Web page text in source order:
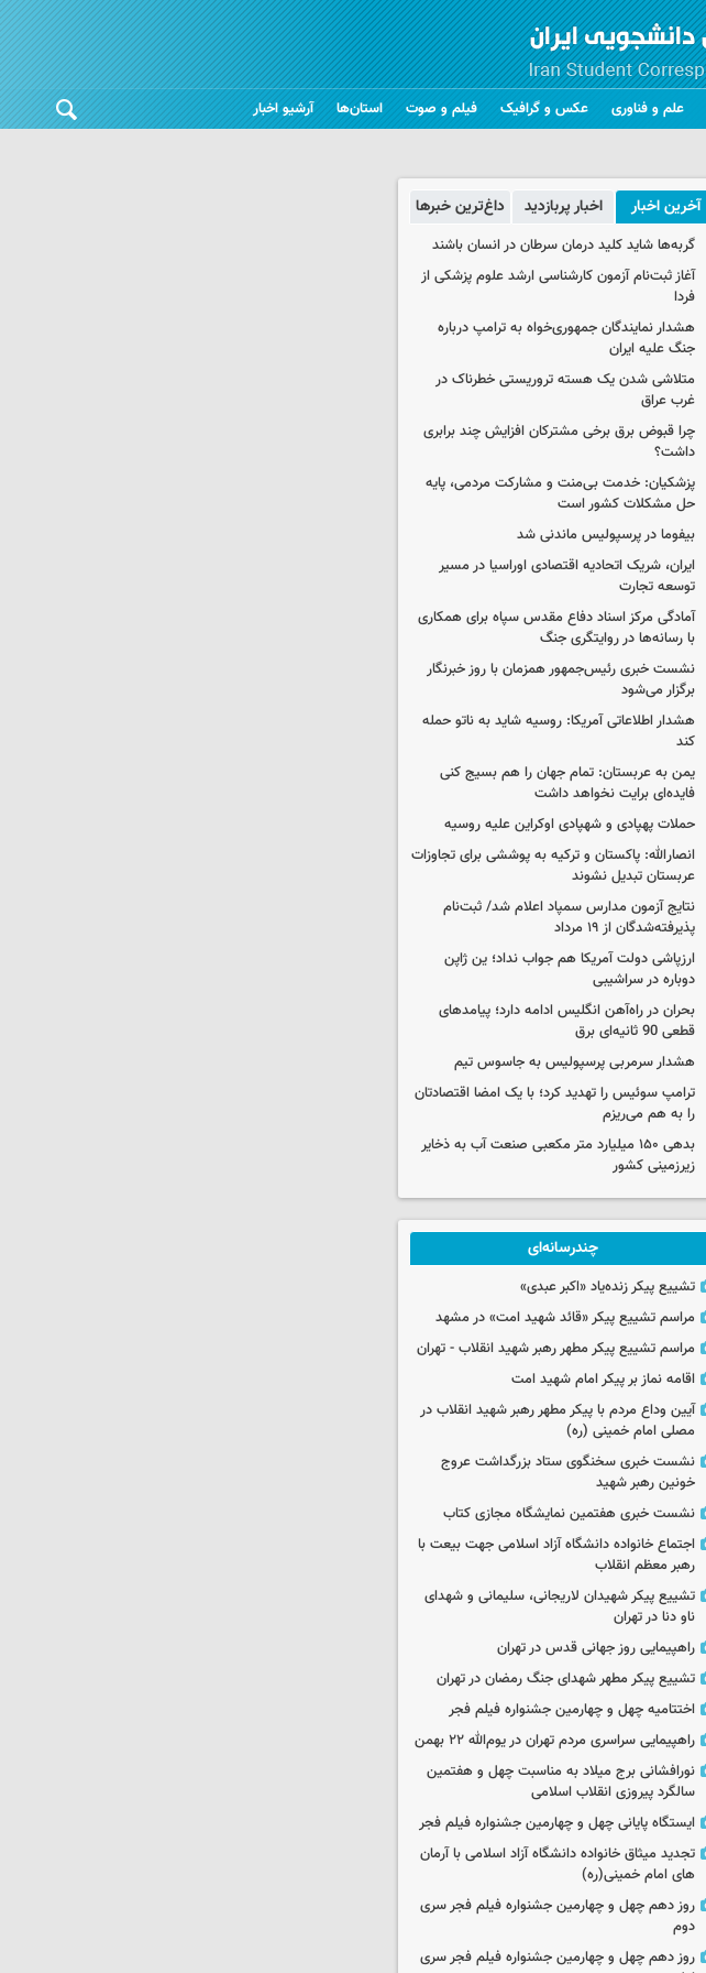
علم و فناوری عکس و گرافیک فیلم و صوت استان‌ها آرشیو اخبار
آخرین اخبار اخبار پربازدید داغ‌ترین خبرها
گربه‌ها شاید کلید درمان سرطان در انسان باشند
آغاز ثبت‌نام‌ آزمون کارشناسی ارشد علوم پزشکی از
فردا
هشدار نمایندگان جمهوری‌خواه به ترامپ درباره
جنگ علیه ایران
متلاشی شدن یک هسته تروریستی خطرناک در
غرب عراق
چرا قبوض برق برخی مشترکان افزایش چند برابری
داشت؟
پزشکیان: خدمت بی‌منت و مشارکت مردمی، پایه
حل مشکلات کشور است
بیفوما در پرسپولیس ماندنی شد
ایران، شریک اتحادیه اقتصادی اوراسیا در مسیر
توسعه تجارت
آمادگی مرکز اسناد دفاع مقدس سپاه برای همکاری
با رسانه‌ها در روایتگری جنگ
نشست خبری رئیس‌جمهور همزمان با روز خبرنگار
برگزار می‌شود
هشدار اطلاعاتی آمریکا: روسیه شاید به ناتو حمله
کند
یمن به عربستان: تمام جهان را هم بسیج کنی
فایده‌ای برایت نخواهد داشت
حملات پهپادی و شهپادی اوکراین علیه روسیه
انصارالله: پاکستان و ترکیه به پوششی برای تجاوزات
عربستان تبدیل نشوند
نتایج آزمون مدارس سمپاد اعلام شد/ ثبت‌نام
پذیرفته‌شدگان از ۱۹ مرداد
ارزپاشی دولت آمریکا هم جواب نداد؛ ین ژاپن
دوباره در سراشیبی
بحران در راه‌آهن انگلیس ادامه دارد؛ پیامدهای
قطعی 90 ثانیه‌ای برق
هشدار سرمربی پرسپولیس به جاسوس تیم
ترامپ سوئیس را تهدید کرد؛ با یک امضا اقتصادتان
را به هم می‌ریزم
بدهی ۱۵۰ میلیارد متر مکعبی صنعت آب به ذخایر
زیرزمینی کشور
چندرسانه‌ای
تشییع پیکر زنده‌یاد «اکبر عبدی»
مراسم تشییع پیکر «قائد شهید امت» در مشهد
مراسم تشییع پیکر مطهر رهبر شهید انقلاب - تهران
اقامه نماز بر پیکر امام شهید امت
آیین وداع مردم با پیکر مطهر رهبر شهید انقلاب در
مصلی امام خمینی (ره)
نشست خبری سخنگوی ستاد بزرگداشت عروج
خونین رهبر شهید
نشست خبری هفتمین نمایشگاه مجازی کتاب
اجتماع خانواده دانشگاه آزاد اسلامی جهت بیعت با
رهبر معظم انقلاب
تشییع پیکر شهیدان لاریجانی، سلیمانی و شهدای
ناو دنا در تهران
راهپیمایی روز جهانی قدس در تهران
تشییع پیکر مطهر شهدای جنگ رمضان در تهران
اختتامیه چهل و چهارمین جشنواره فیلم فجر
راهپیمایی سراسری مردم تهران در یوم‌الله ۲۲ بهمن
نورافشانی برج میلاد به مناسبت چهل‌ و هفتمین
سالگرد پیروزی انقلاب اسلامی
ایستگاه پایانی چهل و چهارمین جشنواره فیلم فجر
تجدید میثاق خانواده دانشگاه آزاد اسلامی با آرمان
های امام خمینی(ره)
روز دهم چهل و چهارمین جشنواره فیلم فجر سری
دوم
روز دهم چهل و چهارمین جشنواره فیلم فجر سری